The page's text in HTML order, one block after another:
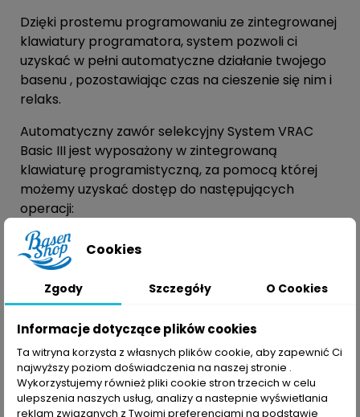
Dzięki prostemu programowaniu ze zintegrowanej
klawiatury programatora, system pozwoli ci
uzyskać w pełni automatyczne działanie twojego
basenu , pozostawiając czas na cieszenie się nim i
relaks.
Automatyczny zawór selekcyjny System VRAC
Basic III jest wyposażony w zintegrowaną
klawiaturę programistyczną, za pomocą której
możemy uzyskać dostęp do następujących
operacji:
Filtracja .
Uruchamia się, gdy otrzyma
zamówienie timera zainstalowanego w panelu
sterowania lub dowolnego innego
zaprogramowanego zewnętrznie.
Wash .Wchodzi automatycznie przez sygnał
przełącznika ciśnienia, z częstotliwością prania
przez klawiaturę (co tydzień, codziennie, WYŁ.), To
znaczy według czasu i przełącznika ciśnienia.
Cookies
Zgody Szczegóły O Cookies
Informacje dotyczące plików cookies
Ta witryna korzysta z własnych plików cookie, aby zapewnić Ci
najwyższy poziom doświadczenia na naszej stronie .
Wykorzystujemy również pliki cookie stron trzecich w celu
ulepszenia naszych usług, analizy a nastepnie wyświetlania
reklam związanych z Twoimi preferencjami na podstawie